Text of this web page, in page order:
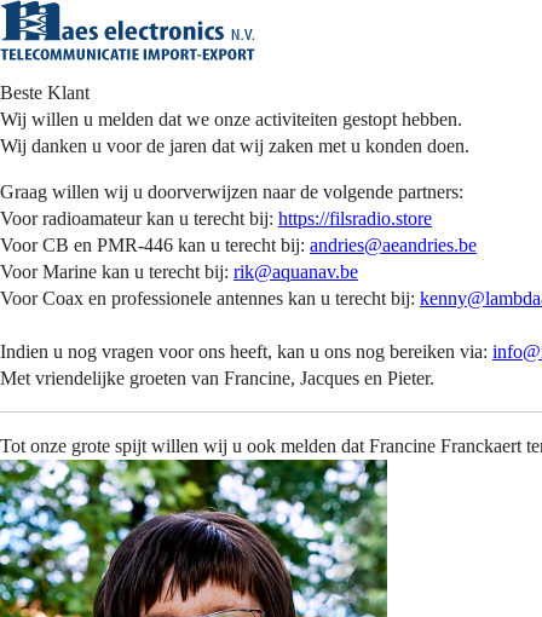
Beste Klant
Wij willen u melden dat we onze activiteiten gestopt hebben.
Wij danken u voor de jaren dat wij zaken met u konden doen.
Graag willen wij u doorverwijzen naar de volgende partners:
Voor radioamateur kan u terecht bij: https://filsradio.store
Voor CB en PMR-446 kan u terecht bij: andries@aeandries.be
Voor Marine kan u terecht bij: rik@aquanav.be
Voor Coax en professionele antennes kan u terecht bij:
Indien u nog vragen voor ons heeft, kan u ons nog bereiken via:
Met vriendelijke groeten van Francine, Jacques en Pieter.
Tot onze grote spijt willen wij u ook melden dat Francine Franckaert